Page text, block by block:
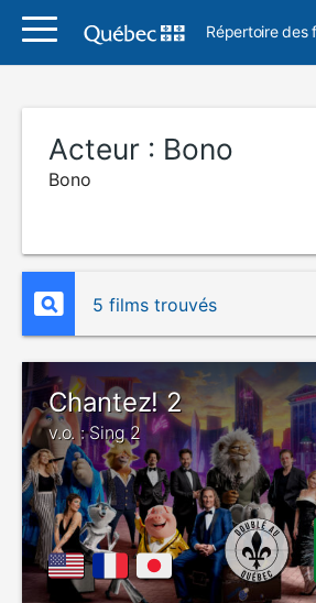
Répertoire des
Acteur : Bono
Bono
5 films trouvés
Chantez! 2
v.o. : Sing 2